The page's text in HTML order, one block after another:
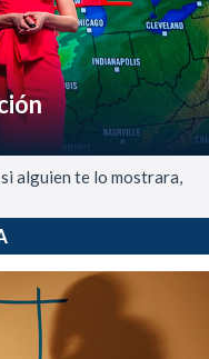
alguien te lo mostrara,